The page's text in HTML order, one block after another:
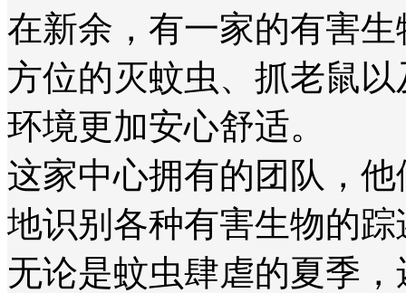
在新余，有一家的有害
方位的灭蚊虫、抓老鼠
环境更加安心舒适。
这家中心拥有的团队，
地识别各种有害生物的
无论是蚊虫肆虐的夏季